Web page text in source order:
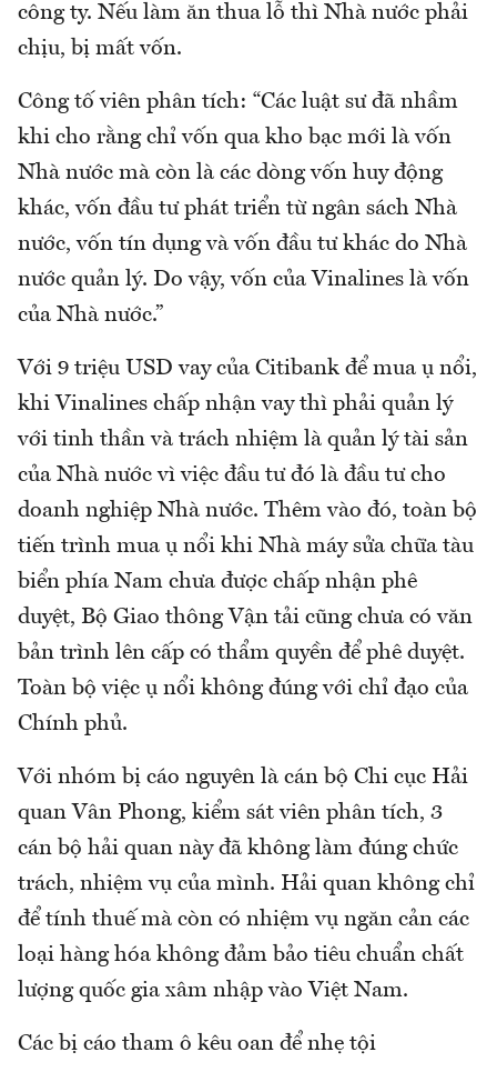
công ty. Nếu làm ăn thua lỗ thì Nhà nước phải
chịu, bị mất vốn.
Công tố viên phân tích: “Các luật sư đã nhầm
khi cho rằng chỉ vốn qua kho bạc mới là vốn
Nhà nước mà còn là các dòng vốn huy động
khác, vốn đầu tư phát triển từ ngân sách Nhà
nước, vốn tín dụng và vốn đầu tư khác do Nhà
nước quản lý. Do vậy, vốn của Vinalines là vốn
của Nhà nước.”
Với 9 triệu USD vay của Citibank để mua ụ nổi,
khi Vinalines chấp nhận vay thì phải quản lý
với tinh thần và trách nhiệm là quản lý tài sản
của Nhà nước vì việc đầu tư đó là đầu tư cho
doanh nghiệp Nhà nước. Thêm vào đó, toàn bộ
tiến trình mua ụ nổi khi Nhà máy sửa chữa tàu
biển phía Nam chưa được chấp nhận phê
duyệt, Bộ Giao thông Vận tải cũng chưa có văn
bản trình lên cấp có thẩm quyền để phê duyệt.
Toàn bộ việc ụ nổi không đúng với chỉ đạo của
Chính phủ.
Với nhóm bị cáo nguyên là cán bộ Chi cục Hải
quan Vân Phong, kiểm sát viên phân tích, 3
cán bộ hải quan này đã không làm đúng chức
trách, nhiệm vụ của mình. Hải quan không chỉ
để tính thuế mà còn có nhiệm vụ ngăn cản các
loại hàng hóa không đảm bảo tiêu chuẩn chất
lượng quốc gia xâm nhập vào Việt Nam.
Các bị cáo tham ô kêu oan để nhẹ tội